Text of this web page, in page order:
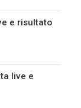
e risultato
live e